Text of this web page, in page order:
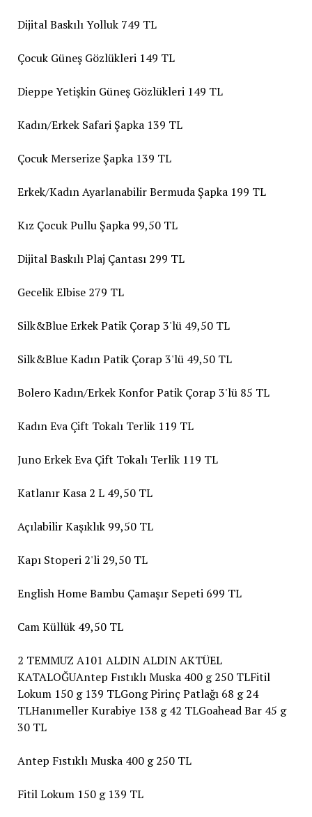
Dijital Baskılı Yolluk 749 TL
Çocuk Güneş Gözlükleri 149 TL
Dieppe Yetişkin Güneş Gözlükleri 149 TL
Kadın/Erkek Safari Şapka 139 TL
Çocuk Merserize Şapka 139 TL
Erkek/Kadın Ayarlanabilir Bermuda Şapka 199 TL
Kız Çocuk Pullu Şapka 99,50 TL
Dijital Baskılı Plaj Çantası 299 TL
Gecelik Elbise 279 TL
Silk&Blue Erkek Patik Çorap 3'lü 49,50 TL
Silk&Blue Kadın Patik Çorap 3'lü 49,50 TL
Bolero Kadın/Erkek Konfor Patik Çorap 3'lü 85 TL
Kadın Eva Çift Tokalı Terlik 119 TL
Juno Erkek Eva Çift Tokalı Terlik 119 TL
Katlanır Kasa 2 L 49,50 TL
Açılabilir Kaşıklık 99,50 TL
Kapı Stoperi 2'li 29,50 TL
English Home Bambu Çamaşır Sepeti 699 TL
Cam Küllük 49,50 TL
2 TEMMUZ A101 ALDIN ALDIN AKTÜEL
KATALOĞUAntep Fıstıklı Muska 400 g 250 TLFitil
Lokum 150 g 139 TLGong Pirinç Patlağı 68 g 24
TLHanımeller Kurabiye 138 g 42 TLGoahead Bar 45 g
30 TL
Antep Fıstıklı Muska 400 g 250 TL
Fitil Lokum 150 g 139 TL